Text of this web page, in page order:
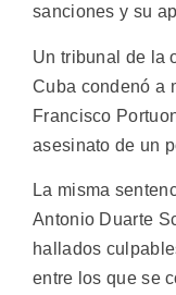
sanciones y su
Un tribunal de la
Cuba condenó a
Francisco
asesinato de un
La misma
Antonio Duarte
hallados
entre los que se